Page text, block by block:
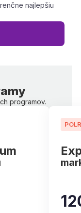
najlepšiu
programov.